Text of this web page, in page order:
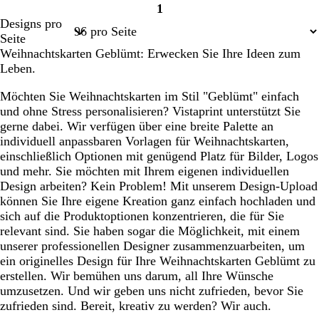
Seite
1
Designs pro
Seite
Weihnachtskarten Geblümt: Erwecken Sie Ihre Ideen zum
Leben.
Möchten Sie Weihnachtskarten im Stil "Geblümt" einfach
und ohne Stress personalisieren? Vistaprint unterstützt Sie
gerne dabei. Wir verfügen über eine breite Palette an
individuell anpassbaren Vorlagen für Weihnachtskarten,
einschließlich Optionen mit genügend Platz für Bilder, Logos
und mehr. Sie möchten mit Ihrem eigenen individuellen
Design arbeiten? Kein Problem! Mit unserem Design-Upload
können Sie Ihre eigene Kreation ganz einfach hochladen und
sich auf die Produktoptionen konzentrieren, die für Sie
relevant sind. Sie haben sogar die Möglichkeit, mit einem
unserer professionellen Designer zusammenzuarbeiten, um
ein originelles Design für Ihre Weihnachtskarten Geblümt zu
erstellen. Wir bemühen uns darum, all Ihre Wünsche
umzusetzen. Und wir geben uns nicht zufrieden, bevor Sie
zufrieden sind. Bereit, kreativ zu werden? Wir auch.